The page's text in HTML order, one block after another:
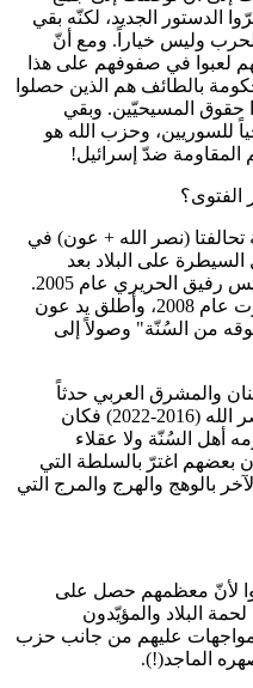
الدستور الجديد، لكنّه بقي
وليس خياراً. ومع أنّ
لعبوا في صفوفهم على هذا
بالطائف هم الذين حصلوا
حقوق المسيحيّين. وبقي
للسوريين، وحزب الله هو
المقاومة ضدّ إسرائيل!
الفتوى؟
تحالفتا (نصر الله + عون) في
عام 2006 من أجل السيطرة على البلاد بعد
الخروج السوري على أثر اغتيال الرئيس رفيق الحريري عام 2005.
وهكذا عاد حزب الله إلى احتلال بيروت عام 2008، وأطلق يد عون
من السُنّة" وصولاً إلى
والمشرق العربي حدثاً
ديمغرافياً وسياساً. أمّا عهد عون - نصر الله (2016-2022) فكان
أهل السُنّة ولا عقلاء
بعضهم اغترّ بالسلطة التي
بالوهج والهرج والمرج التي
لأنّ معظمهم حصل على
البلاد والمؤيّدون
عليهم من جانب حزب
الماجد(!).